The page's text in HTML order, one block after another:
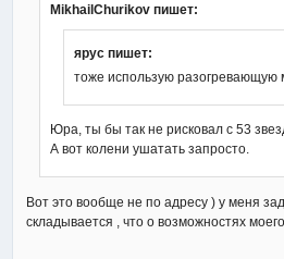
MikhailChurikov пишет:
ярус пишет:
тоже использую разогревающую
Юра, ты бы так не рисковал с 53
А вот колени ушатать запросто.
Вот это вообще не по адресу ) у меня
складывается , что о возможностях